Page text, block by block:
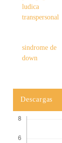
ludica
transpersonal
sindrome de
down
Descargas